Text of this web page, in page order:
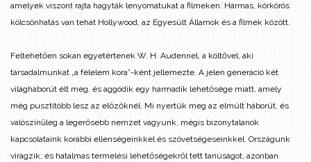
amelyek viszont rajta hagyták lenyomatukat a filmeken. Hármas, körkörös
kölcsönhatás van tehát Hollywood, az Egyesült Államok és a filmek között.
Feltehetően sokan egyetértenek W. H. Audennel, a költővel, aki
társadalmunkat „a félelem kora”-ként jellemezte. A jelen generáció két
világháborút élt meg, és aggódik egy harmadik lehetősége miatt, amely
még pusztítóbb lesz az előzőknél. Mi nyertük meg az elmúlt háborút, és
valószínűleg a legerősebb nemzet vagyunk, mégis bizonytalanok
kapcsolataink korábbi ellenségeinkkel és szövetségeseinkkel. Országunk
virágzik, és hatalmas termelési lehetőségekről tett tanúságot, azonban